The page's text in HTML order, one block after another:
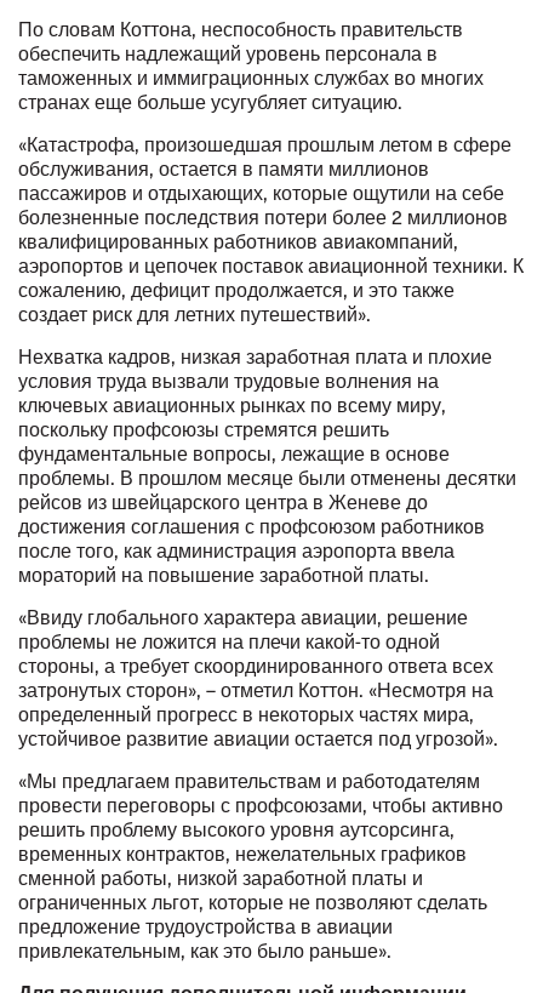
По словам Коттона, неспособность правительств
обеспечить надлежащий уровень персонала в
таможенных и иммиграционных службах во многих
странах еще больше усугубляет ситуацию.
«Катастрофа, произошедшая прошлым летом в сфере
обслуживания, остается в памяти миллионов
пассажиров и отдыхающих, которые ощутили на себе
болезненные последствия потери более 2 миллионов
квалифицированных работников авиакомпаний,
аэропортов и цепочек поставок авиационной техники. К
сожалению, дефицит продолжается, и это также
создает риск для летних путешествий».
Нехватка кадров, низкая заработная плата и плохие
условия труда вызвали трудовые волнения на
ключевых авиационных рынках по всему миру,
поскольку профсоюзы стремятся решить
фундаментальные вопросы, лежащие в основе
проблемы. В прошлом месяце были отменены десятки
рейсов из швейцарского центра в Женеве до
достижения соглашения с профсоюзом работников
после того, как администрация аэропорта ввела
мораторий на повышение заработной платы.
«Ввиду глобального характера авиации, решение
проблемы не ложится на плечи какой-то одной
стороны, а требует скоординированного ответа всех
затронутых сторон», – отметил Коттон. «Несмотря на
определенный прогресс в некоторых частях мира,
устойчивое развитие авиации остается под угрозой».
«Мы предлагаем правительствам и работодателям
провести переговоры с профсоюзами, чтобы активно
решить проблему высокого уровня аутсорсинга,
временных контрактов, нежелательных графиков
сменной работы, низкой заработной платы и
ограниченных льгот, которые не позволяют сделать
предложение трудоустройства в авиации
привлекательным, как это было раньше».